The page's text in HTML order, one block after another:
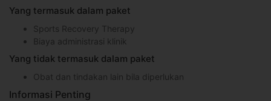
Yang termasuk dalam paket
Sports Recovery Therapy
Biaya administrasi klinik
Yang tidak termasuk dalam paket
Obat dan tindakan lain bila diperlukan
Informasi Penting